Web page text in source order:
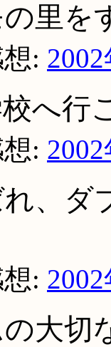
里を
:
へ行
:
、ダ
:
大切